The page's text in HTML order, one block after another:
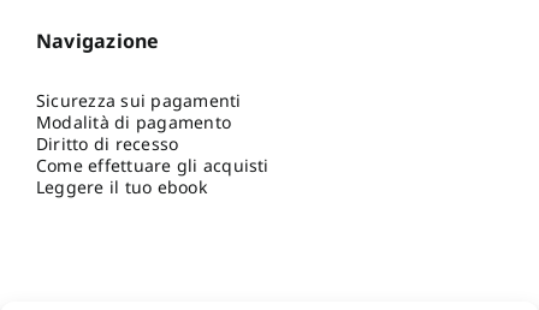
Navigazione
Sicurezza sui pagamenti
Modalità di pagamento
Diritto di recesso
Come effettuare gli acquisti
Leggere il tuo ebook